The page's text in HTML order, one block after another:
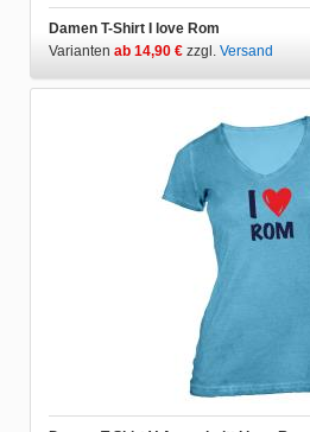
Damen T-Shirt I love Rom
Varianten ab 14,90 € zzgl. Versand